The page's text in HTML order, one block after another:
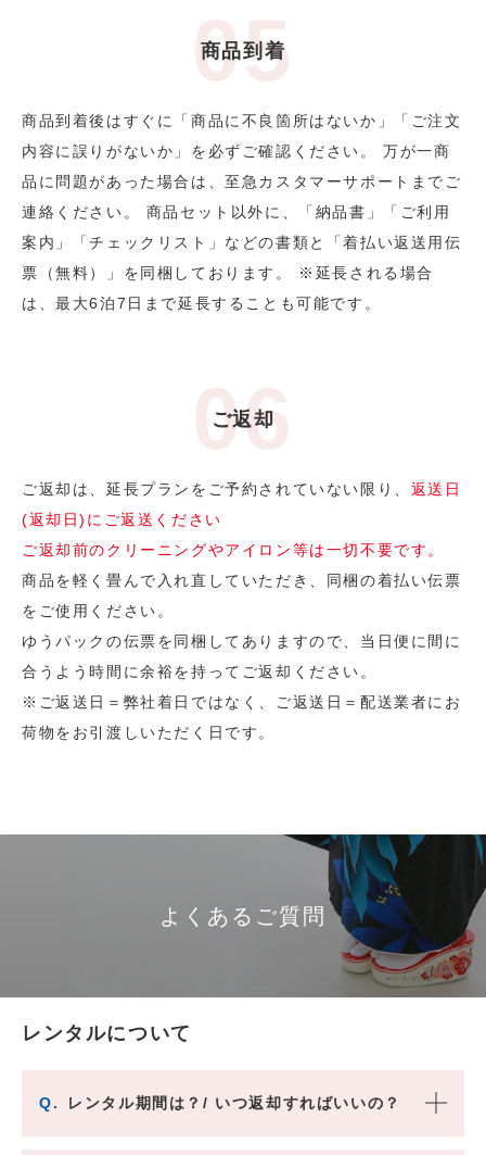
商品到着
商品到着後はすぐに「商品に不良箇所はないか」「ご注文
内容に誤りがないか」を必ずご確認ください。 万が一商
品に問題があった場合は、至急カスタマーサポートまでご
連絡ください。 商品セット以外に、「納品書」「ご利用
案内」「チェックリスト」などの書類と「着払い返送用伝
票（無料）」を同梱しております。 ※延長される場合
は、最大6泊7日まで延長することも可能です。
ご返却
ご返却は、延長プランをご予約されていない限り、 返送日
(返却日)にご返送ください
ご返却前のクリーニングやアイロン等は一切不要です。
商品を軽く畳んで入れ直していただき、同梱の着払い伝票
をご使用ください。
ゆうパックの伝票を同梱してありますので、当日便に間に
合うよう時間に余裕を持ってご返却ください。
※ご返送日＝弊社着日ではなく、ご返送日＝配送業者にお
荷物をお引渡しいただく日です。
よくあるご質問
レンタルについて
Q. レンタル期間は？/ いつ返却すればいいの？